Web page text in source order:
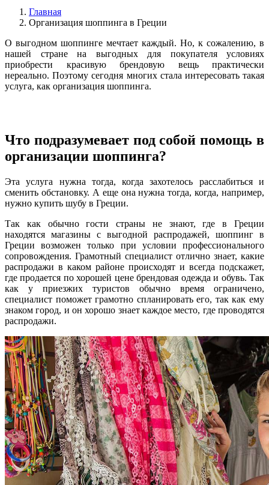
Главная
Организация шоппинга в Греции
О выгодном шоппинге мечтает каждый. Но, к сожалению, в
нашей стране на выгодных для покупателя условиях
приобрести красивую брендовую вещь практически
нереально. Поэтому сегодня многих стала интересовать такая
услуга, как организация шоппинга.
Что подразумевает под собой помощь в
организации шоппинга?
Эта услуга нужна тогда, когда захотелось расслабиться и
сменить обстановку. А еще она нужна тогда, когда, например,
нужно купить шубу в Греции.
Так как обычно гости страны не знают, где в Греции
находятся магазины с выгодной распродажей, шоппинг в
Греции возможен только при условии профессионального
сопровождения. Грамотный специалист отлично знает, какие
распродажи в каком районе происходят и всегда подскажет,
где продается по хорошей цене брендовая одежда и обувь. Так
как у приезжих туристов обычно время ограничено,
специалист поможет грамотно спланировать его, так как ему
знаком город, и он хорошо знает каждое место, где проводятся
распродажи.